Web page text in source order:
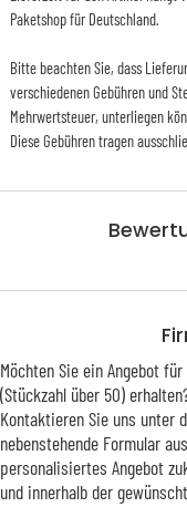
Paketshop für Deutschland.
Bitte beachten Sie, dass
verschiedenen Gebühren und
Mehrwertsteuer, unterliegen
Diese Gebühren tragen
Möchten Sie ein Angebot
(Stückzahl über 50)
Kontaktieren Sie uns unter
nebenstehende Formular
personalisiertes Angebot
und innerhalb der